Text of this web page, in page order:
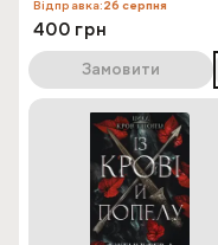
Відправка:26 серпня
400 грн
Замовити